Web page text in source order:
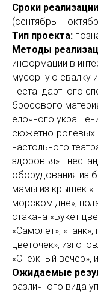
Сроки
(сентябрь –
Тип проекта:
Методы
информации в
мусорную свалку
нестандартного
бросового
елочного
сюжетно-ролевых
настольного
здоровья» -
оборудования из
мамы из крышек
морском дне»,
стакана «Букет
«Самолет»,
цветочек»,
«Снежный вечер»,
Ожидаемые
различного вида